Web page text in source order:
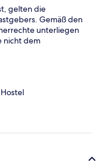
gelten die
Gemäß den
unterliegen
nicht dem